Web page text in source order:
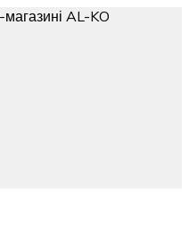
магазині AL-KO